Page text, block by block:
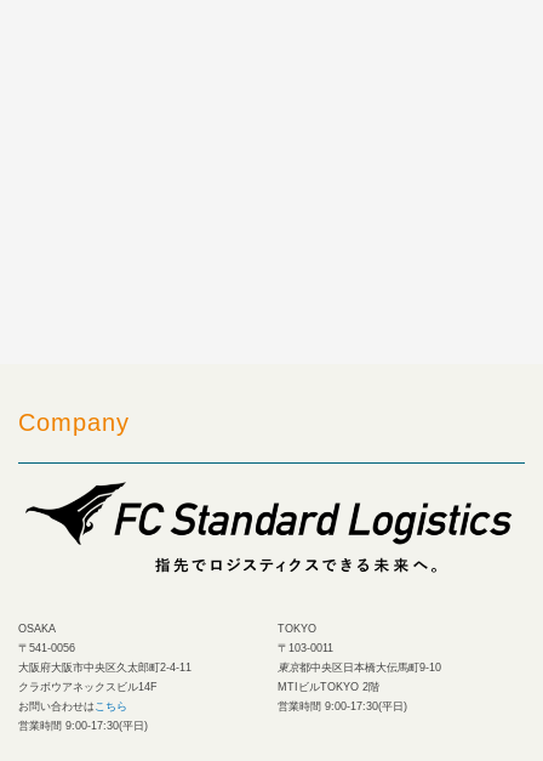
Company
OSAKA
〒541-0056
大阪府大阪市中央区久太郎町2-4-11
クラボウアネックスビル14F
お問い合わせは こちら
営業時間 9:00-17:30(平日)
TOKYO
〒103-0011
東京都中央区日本橋大伝馬町9-10
MTIビルTOKYO 2階
営業時間 9:00-17:30(平日)